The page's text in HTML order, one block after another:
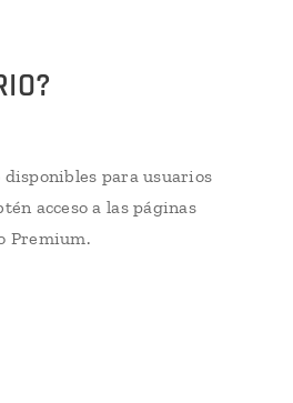
disponibles para usuarios
acceso a las páginas
Premium.